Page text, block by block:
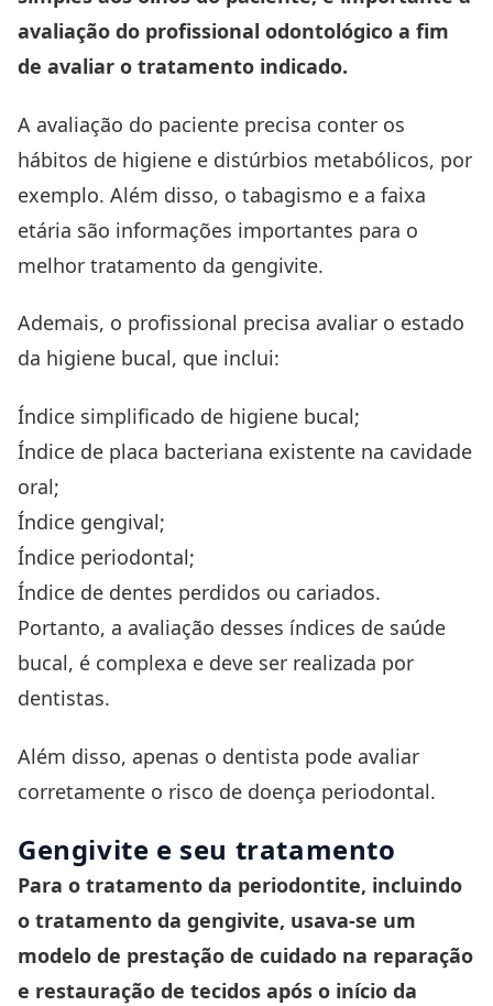
avaliação do profissional odontológico a fim
de avaliar o tratamento indicado.
A avaliação do paciente precisa conter os
hábitos de higiene e distúrbios metabólicos, por
exemplo. Além disso, o tabagismo e a faixa
etária são informações importantes para o
melhor tratamento da gengivite.
Ademais, o profissional precisa avaliar o estado
da higiene bucal, que inclui:
Índice simplificado de higiene bucal;
Índice de placa bacteriana existente na cavidade
oral;
Índice gengival;
Índice periodontal;
Índice de dentes perdidos ou cariados.
Portanto, a avaliação desses índices de saúde
bucal, é complexa e deve ser realizada por
dentistas.
Além disso, apenas o dentista pode avaliar
corretamente o risco de doença periodontal.
Gengivite e seu tratamento
Para o tratamento da periodontite, incluindo
o tratamento da gengivite, usava-se um
modelo de prestação de cuidado na reparação
e restauração de tecidos após o início da